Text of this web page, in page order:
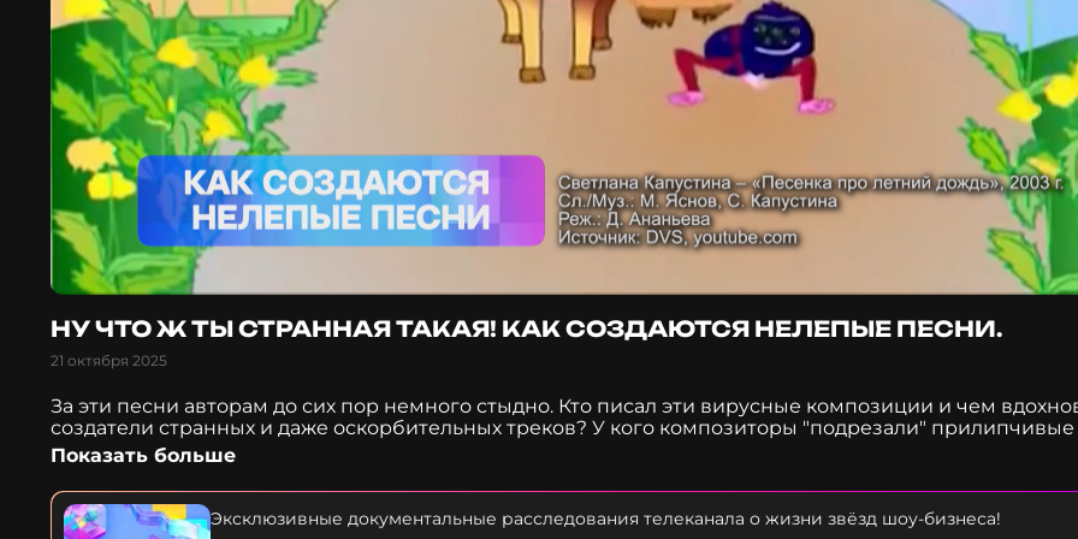
НУ ЧТО Ж ТЫ СТРАННАЯ ТАКАЯ! КАК СОЗДАЮТСЯ НЕЛЕПЫЕ ПЕСНИ.
21 октября 2025
За эти песни авторам до сих пор немного стыдно. Кто писал эти вирусные композиции и чем
создатели странных и даже оскорбительных треков? У кого композиторы "подрезали"
Почему эти песни такие прилипчивые? Легенды шит-парада. Зачем начинающие артисты создавали
композиции по принципу "чем хуже, тем лучше"? Как сочинить трек, который завирусится на всю
чем в будущем может грозить исполнителям такой трек? Ответы на все эти и другие вопросы вы
расследовании на канале МУЗ "Ну что ж ты странная такая! Как создаются нелепые песни" прямо
Показать больше
Эксклюзивные документальные расследования телеканала о жизни звёзд шоу-бизнеса!